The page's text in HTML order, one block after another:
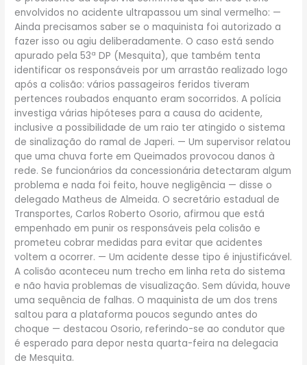
envolvidos no acidente ultrapassou um sinal vermelho: —
Ainda precisamos saber se o maquinista foi autorizado a
fazer isso ou agiu deliberadamente. O caso está sendo
apurado pela 53ª DP (Mesquita), que também tenta
identificar os responsáveis por um arrastão realizado logo
após a colisão: vários passageiros feridos tiveram
pertences roubados enquanto eram socorridos. A polícia
investiga várias hipóteses para a causa do acidente,
inclusive a possibilidade de um raio ter atingido o sistema
de sinalização do ramal de Japeri. — Um supervisor relatou
que uma chuva forte em Queimados provocou danos à
rede. Se funcionários da concessionária detectaram algum
problema e nada foi feito, houve negligência — disse o
delegado Matheus de Almeida. O secretário estadual de
Transportes, Carlos Roberto Osorio, afirmou que está
empenhado em punir os responsáveis pela colisão e
prometeu cobrar medidas para evitar que acidentes
voltem a ocorrer. — Um acidente desse tipo é injustificável.
A colisão aconteceu num trecho em linha reta do sistema
e não havia problemas de visualização. Sem dúvida, houve
uma sequência de falhas. O maquinista de um dos trens
saltou para a plataforma poucos segundo antes do
choque — destacou Osorio, referindo-se ao condutor que
é esperado para depor nesta quarta-feira na delegacia
de Mesquita.